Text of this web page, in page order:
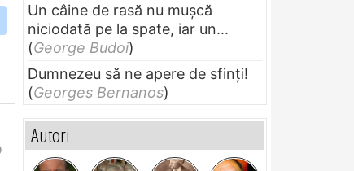
Un câine de rasă nu muşcă
niciodată pe la spate, iar un...
(George Budoi)
Dumnezeu să ne apere de sfinți!
(Georges Bernanos)
Autori